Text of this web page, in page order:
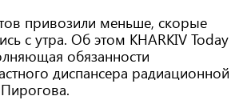
привозили меньше, скорые
с утра. Об этом KHARKIV Today
обязанности
диспансера радиационной